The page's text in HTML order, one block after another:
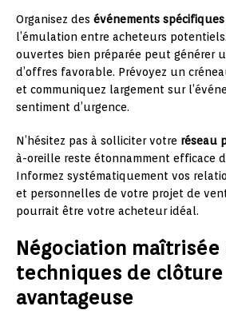
Organisez des événements spécifiques
l’émulation entre acheteurs
ouvertes bien préparée peut générer
d’offres favorable. Prévoyez un
et communiquez largement sur
sentiment d’urgence.
N’hésitez pas à solliciter votre réseau
à-oreille reste étonnamment efficace
Informez systématiquement vos
et personnelles de votre projet de
pourrait être votre acheteur idéal.
Négociation maîtrisée
techniques de clôture
avantageuse